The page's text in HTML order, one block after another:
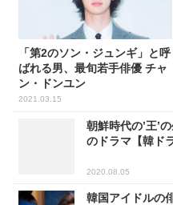
「第2のソン・ジュンギ」と呼
ばれる男、最旬若手俳優 チャ
ン・ドンユン
2021.03.15
朝鮮時代の’王’
のドラマ【韓ド
2020.08.05
韓国アイドルの